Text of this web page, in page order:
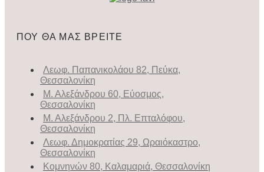
ΠΟΥ ΘΑ ΜΑΣ ΒΡΕΙΤΕ
Λεωφ. Παπανικολάου 82, Πεύκα,
Θεσσαλονίκη
Μ. Αλεξάνδρου 60, Εύοσμος,
Θεσσαλονίκη
Μ. Αλεξάνδρου 2, Πλ. Επταλόφου,
Θεσσαλονίκη
Λεωφ. Δημοκρατίας 29, Ωραιόκαστρο,
Θεσσαλονίκη
Κομνηνών 80, Καλαμαριά, Θεσσαλονίκη